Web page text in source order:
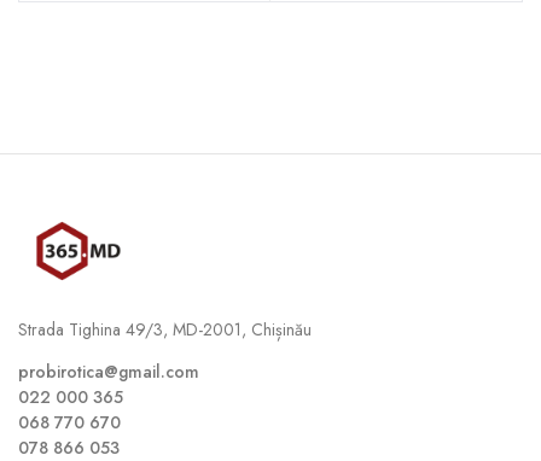
Strada Tighina 49/3, MD-2001, Chișinău
probirotica@gmail.com
022 000 365
068 770 670
078 866 053